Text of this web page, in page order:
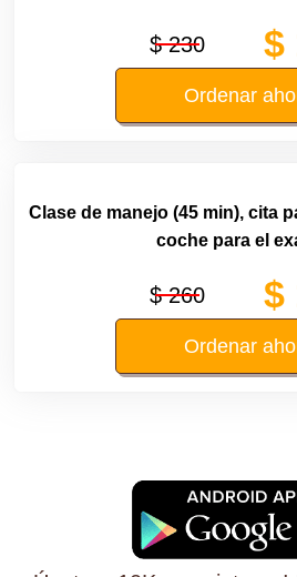
$ 230 $
Ordenar
Clase de manejo (45 min), cita
coche para el
$ 260 $
Ordenar